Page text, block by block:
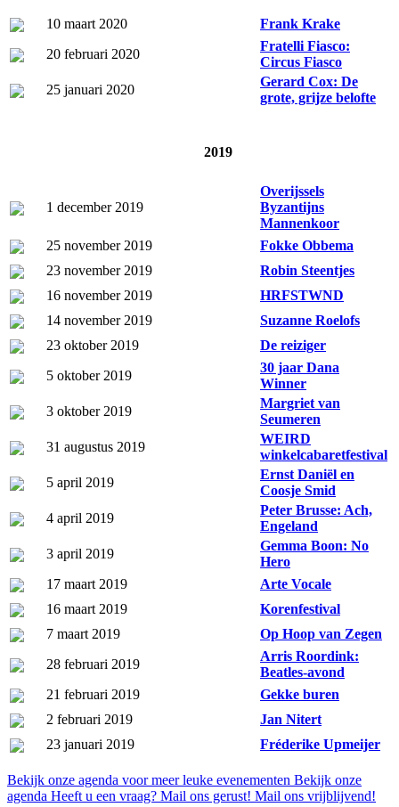
10 maart 2020
Frank Krake
20 februari 2020
Fratelli Fiasco:
Circus Fiasco
25 januari 2020
Gerard Cox: De
grote, grijze belofte
2019
1 december 2019
Overijssels
Byzantijns
Mannenkoor
25 november 2019
Fokke Obbema
23 november 2019
Robin Steentjes
16 november 2019
HRFSTWND
14 november 2019
Suzanne Roelofs
23 oktober 2019
De reiziger
5 oktober 2019
30 jaar Dana
Winner
3 oktober 2019
Margriet van
Seumeren
31 augustus 2019
WEIRD
winkelcabaretfestival
5 april 2019
Ernst Daniël en
Coosje Smid
4 april 2019
Peter Brusse: Ach,
Engeland
3 april 2019
Gemma Boon: No
Hero
17 maart 2019
Arte Vocale
16 maart 2019
Korenfestival
7 maart 2019
Op Hoop van Zegen
28 februari 2019
Arris Roordink:
Beatles-avond
21 februari 2019
Gekke buren
2 februari 2019
Jan Nitert
23 januari 2019
Fréderike Upmeijer
Bekijk onze agenda voor meer leuke evenementen Bekijk onze
agenda Heeft u een vraag? Mail ons gerust! Mail ons vrijblijvend!